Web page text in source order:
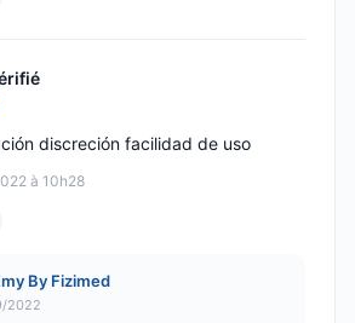
à 10h28
discreción facilidad de uso
By Fizimed
2022